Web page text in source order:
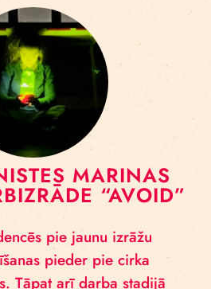
MARINAS
“AVOID”
pie jaunu izrāžu
pieder pie cirka
Tāpat arī darba stadijā